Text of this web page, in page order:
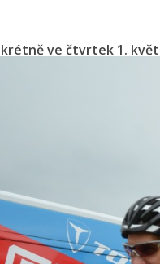
ve čtvrtek 1.